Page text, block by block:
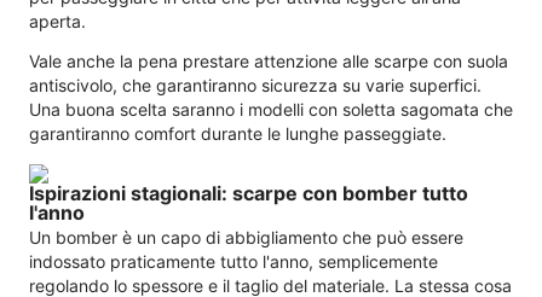
aperta.
Vale anche la pena prestare attenzione alle scarpe con suola
antiscivolo, che garantiranno sicurezza su varie superfici.
Una buona scelta saranno i modelli con soletta sagomata che
garantiranno comfort durante le lunghe passeggiate.
Ispirazioni stagionali: scarpe con bomber tutto
l'anno
Un bomber è un capo di abbigliamento che può essere
indossato praticamente tutto l'anno, semplicemente
regolando lo spessore e il taglio del materiale. La stessa cosa